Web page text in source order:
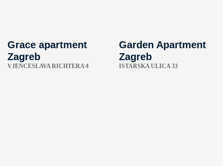
Grace apartment
Zagreb
VJENCESLAVA RICHTERA 4
Garden Apartment
Zagreb
ISTARSKA ULICA 33